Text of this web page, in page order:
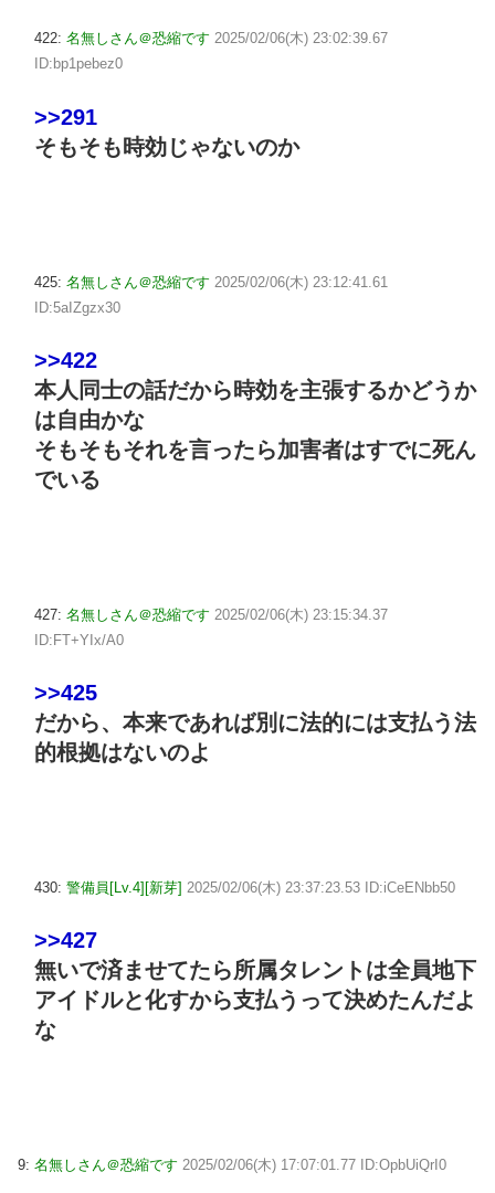
422: 名無しさん＠恐縮です 2025/02/06(木) 23:02:39.67
ID:bp1pebez0
>>291
そもそも時効じゃないのか
425: 名無しさん＠恐縮です 2025/02/06(木) 23:12:41.61
ID:5aIZgzx30
>>422
本人同士の話だから時効を主張するかどうか
は自由かな
そもそもそれを言ったら加害者はすでに死ん
でいる
427: 名無しさん＠恐縮です 2025/02/06(木) 23:15:34.37
ID:FT+YIx/A0
>>425
だから、本来であれば別に法的には支払う法
的根拠はないのよ
430: 警備員[Lv.4][新芽] 2025/02/06(木) 23:37:23.53 ID:iCeENbb50
>>427
無いで済ませてたら所属タレントは全員地下
アイドルと化すから支払うって決めたんだよ
な
9: 名無しさん＠恐縮です 2025/02/06(木) 17:07:01.77 ID:OpbUiQrI0